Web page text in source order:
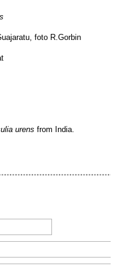
foto R.Gorbin
urens from India.